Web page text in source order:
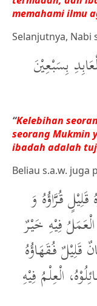
memahami ilmu
Selanjutnya, Nabi
بِسَبْعِيْنَ
“Kelebihan
seorang Mukmin
ibadah adalah
Beliau s.a.w. juga
قُرَّاؤُهُ وَ
فِيْهِ خَيْرٌ
قَلِيْلٌ فُقَهَاؤُهُ
الْعِلْمُ فِيْهِ